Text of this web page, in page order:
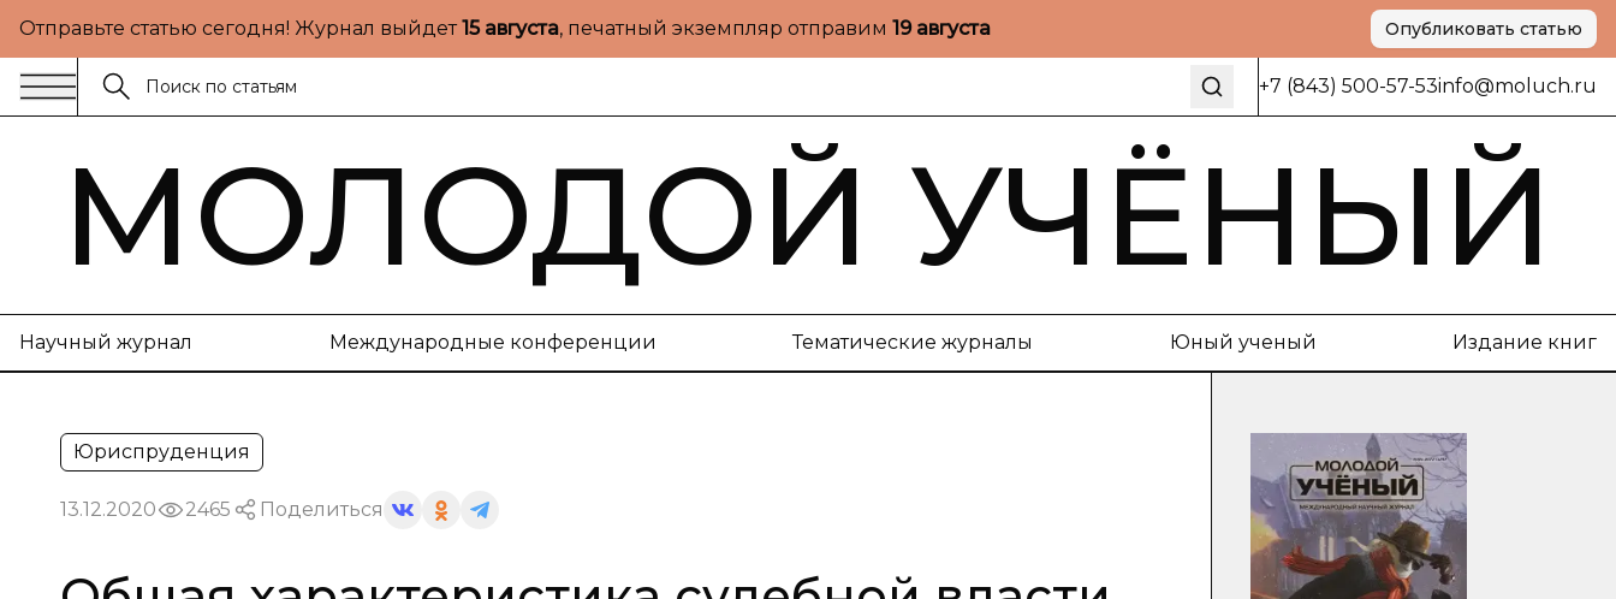
Отправьте статью сегодня! Журнал выйдет15 августа, печатный экземпляр отправим 19 августа Опубликовать статью
+7 (843) 500-57-53info@moluch.ru
МОЛОДОЙ УЧЁНЫЙ
Научный журнал Международные конференции Тематические журналы Юный ученый Издание книг
Юриспруденция
13.12.2020 2465 Поделиться